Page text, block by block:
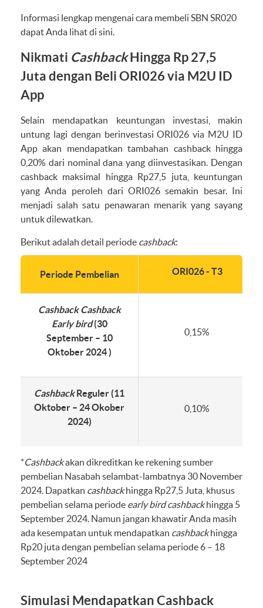
Informasi lengkap mengenai cara membeli SBN SR020
dapat Anda lihatdi sini.
Nikmati CashbackHingga Rp 27,5
Juta dengan Beli ORI026 via M2U ID
App
Selain mendapatkan keuntungan investasi, makin
untung lagi dengan berinvestasi ORI026 via M2U ID
App akan mendapatkan tambahan cashback hingga
0,20% dari nominal dana yang diinvestasikan. Dengan
cashback maksimal hingga Rp27,5 juta, keuntungan
yang Anda peroleh dari ORI026 semakin besar. Ini
menjadi salah satu penawaran menarik yang sayang
untuk dilewatkan.
Berikut adalah detail periode cashback:
Periode Pembelian ORI026 - T3
Cashback Cashback
Early bird(30
September – 10
Oktober 2024 )
0,15%
CashbackReguler (11
Oktober – 24 Okober
2024)
0,10%
*Cashbackakan dikreditkan ke rekening sumber
pembelian Nasabah selambat-lambatnya 30 November
2024. Dapatkan cashbackhingga Rp27,5 Juta, khusus
pembelian selama periode early bird cashbackhingga 5
September 2024. Namun jangan khawatir Anda masih
ada kesempatan untuk mendapatkan cashbackhingga
Rp20 juta dengan pembelian selama periode 6 – 18
September 2024
Simulasi Mendapatkan Cashback